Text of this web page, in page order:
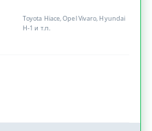
Toyota Hiace, Opel Vivaro, Hyundai
H-1 и т.п.